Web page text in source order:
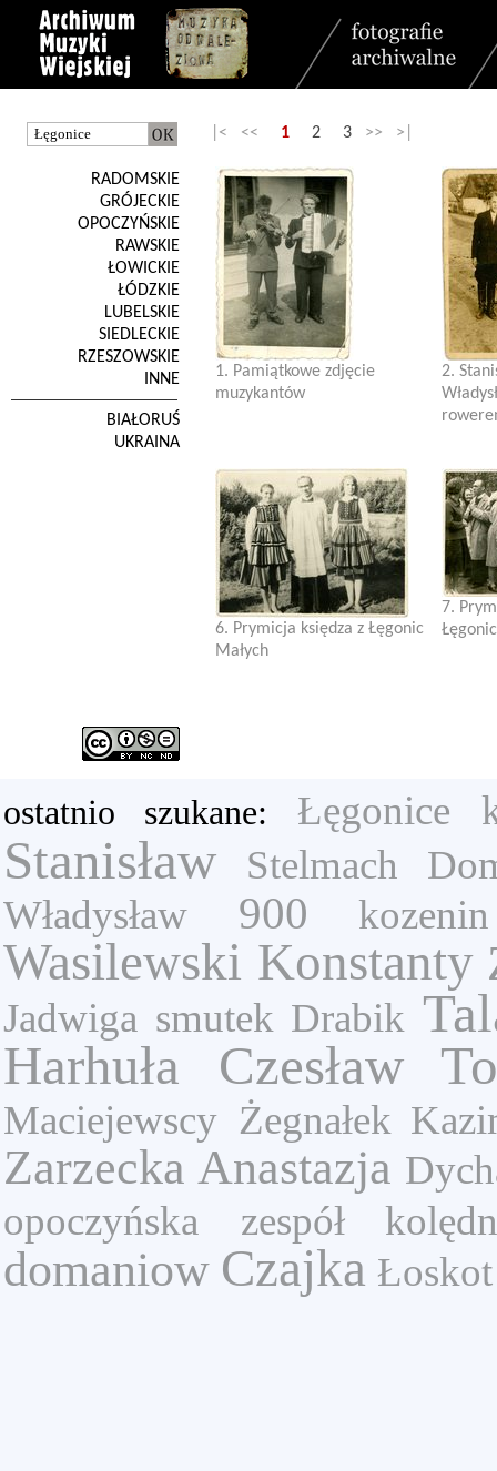
RADOMSKIE
GRÓJECKIE
OPOCZYŃSKIE
RAWSKIE
ŁOWICKIE
ŁÓDZKIE
LUBELSKIE
SIEDLECKIE
RZESZOWSKIE
INNE
BIAŁORUŚ
UKRAINA
|< << 1 2 3 >> >|
1. Pamiątkowe zdjęcie
muzykantów
2.
6. Prymicja księdza z Łęgonic
Małych
7.
ostatnio szukane: Łęgonice
Stanisław
Stelmach
Władysław
900 kozenin
Wasilewski Konstanty
Jadwiga smutek Drabik
Harhuła Czesław
Maciejewscy Żegnałek
Zarzecka Anastazja
opoczyńska
zespół
domaniow Czajka